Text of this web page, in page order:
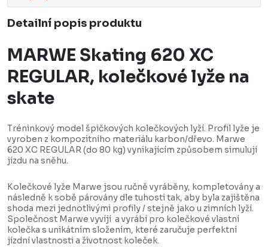
Detailní popis produktu
MARWE Skating 620 XC
REGULAR, kolečkové lyže na
skate
Tréninkový model špičkových kolečkových lyží. Profil lyže je
vyroben z kompozitního materiálu karbon/dřevo. Marwe
620 XC REGULAR (do 80 kg) vynikajícím způsobem simulují
jízdu na sněhu.
Kolečkové lyže Marwe jsou ručně vyráběny, kompletovány a
následně k sobě párovány dle tuhosti tak, aby byla zajištěna
shoda mezi jednotlivými profily / stejně jako u zimních lyží.
Společnost Marwe vyvíjí a vyrábí pro kolečkové vlastní
kolečka s unikátním složením, které zaručuje perfektní
jízdní vlastnosti a životnost koleček.